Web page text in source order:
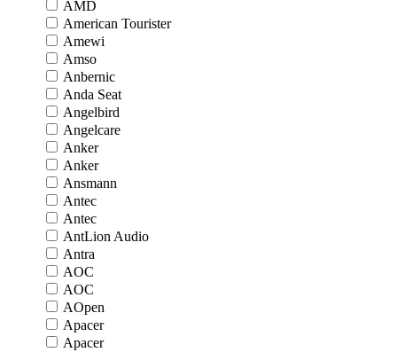
AMD
American Tourister
Amewi
Amso
Anbernic
Anda Seat
Angelbird
Angelcare
Anker
Anker
Ansmann
Antec
Antec
AntLion Audio
Antra
AOC
AOC
AOpen
Apacer
Apacer